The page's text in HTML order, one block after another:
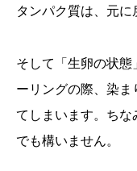
タンパク質は、元に
そして「生卵の状態
ーリングの際、染ま
てしまいます。ちな
でも構いません。